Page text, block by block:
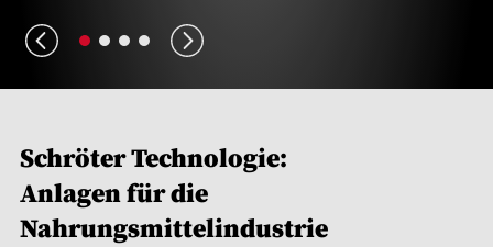
Schröter Technologie:
Anlagen für die
Nahrungsmittelindustrie